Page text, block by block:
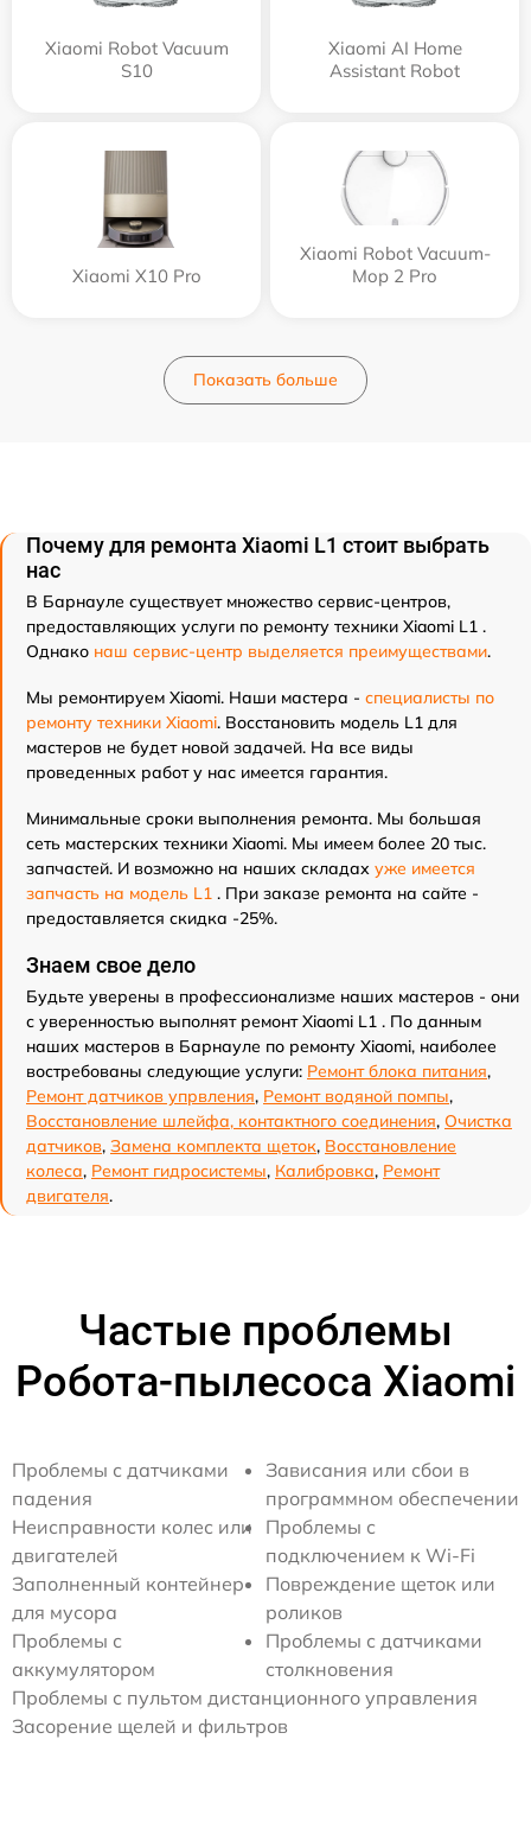
Xiaomi Robot Vacuum
S10
Xiaomi AI Home
Assistant Robot
Xiaomi X10 Pro
Xiaomi Robot Vacuum-
Mop 2 Pro
Показать больше
Почему для ремонта Xiaomi L1 стоит выбрать
нас
В Барнауле существует множество сервис-центров,
предоставляющих услуги по ремонту техники Xiaomi L1 .
Однако наш сервис-центр выделяется преимуществами.
Мы ремонтируем Xiaomi. Наши мастера - специалисты по
ремонту техники Xiaomi. Восстановить модель L1 для
мастеров не будет новой задачей. На все виды
проведенных работ у нас имеется гарантия.
Минимальные сроки выполнения ремонта. Мы большая
сеть мастерских техники Xiaomi. Мы имеем более 20 тыс.
запчастей. И возможно на наших складах уже имеется
запчасть на модель L1 . При заказе ремонта на сайте -
предоставляется скидка -25%.
Знаем свое дело
Будьте уверены в профессионализме наших мастеров - они
с уверенностью выполнят ремонт Xiaomi L1 . По данным
наших мастеров в Барнауле по ремонту Xiaomi, наиболее
востребованы следующие услуги: Ремонт блока питания,
Ремонт датчиков упрвления, Ремонт водяной помпы,
Восстановление шлейфа, контактного соединения, Очистка
датчиков, Замена комплекта щеток, Восстановление
колеса, Ремонт гидросистемы, Калибровка, Ремонт
двигателя.
Частые проблемы
Робота-пылесоса Xiaomi
Проблемы с датчиками
падения
Неисправности колес или
двигателей
Заполненный контейнер
для мусора
Проблемы с
аккумулятором
Зависания или сбои в
программном обеспечении
Проблемы с
подключением к Wi-Fi
Повреждение щеток или
роликов
Проблемы с датчиками
столкновения
Проблемы с пультом дистанционного управления
Засорение щелей и фильтров